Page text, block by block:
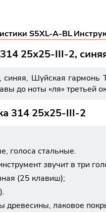
S5XL-A-BL
25х25-III-2,
Шуйская гармонь
до ноты «ля» третьей
314 25х25-III-2
голоса стальные.
звучит в три
(25 клавиш);
древесины, лаковое